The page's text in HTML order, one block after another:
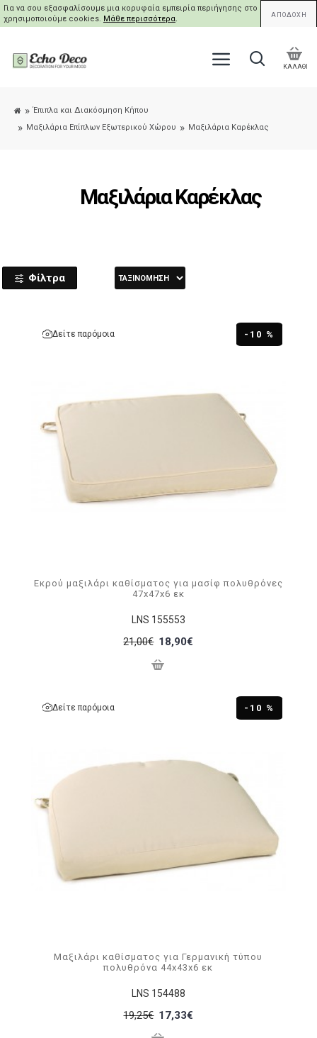
Για να σου εξασφαλίσουμε μια κορυφαία εμπειρία περιήγησης στο site μας,
χρησιμοποιούμε cookies. Μάθε περισσότερα. ΑΠΟΔΟΧΗ
ΚΑΛΑΘΙ
Έπιπλα και Διακόσμηση Κήπου
Μαξιλάρια Επίπλων Εξωτερικού Χώρου
Μαξιλάρια Καρέκλας
Μαξιλάρια Καρέκλας
Φίλτρα
-10 %
Δείτε παρόμοια
LNS 155553
Εκρού μαξιλάρι καθίσματος για μασίφ πολυθρόνες
47x47x6 εκ
21,00€ 18,90€
-10 %
Δείτε παρόμοια
LNS 154488
Μαξιλάρι καθίσματος για Γερμανική τύπου
πολυθρόνα 44x43x6 εκ
19,25€ 17,33€